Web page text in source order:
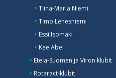
Tiina-Maria Niemi
Timo Lehesniemi
Essi Isomäki
Kee Abel
Etelä-Suomen ja Viron klubit
Rotaract-klubit